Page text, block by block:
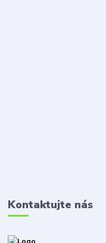
Kontaktujte nás